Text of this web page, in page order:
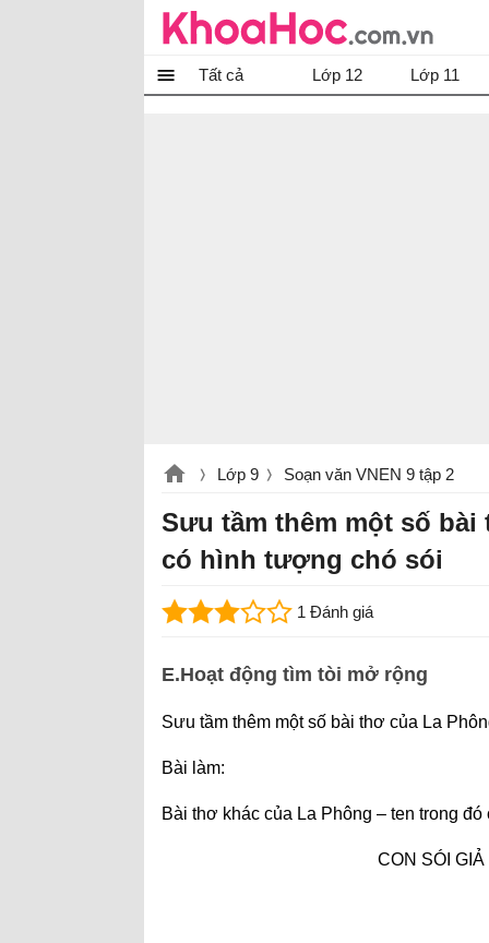
Tất cả Lớp 12 Lớp 11
Lớp 9 Soạn văn VNEN 9 tập 2
Sưu tầm thêm một số
có hình tượng chó sói
1 Đánh giá
E.Hoạt động tìm tòi mở rộng
Sưu tầm thêm một số bài thơ của La
Bài làm:
Bài thơ khác của La Phông – ten trong
CON SÓI